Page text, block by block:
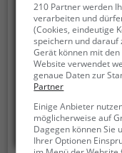
210 Partner werden
verarbeiten und
(Cookies, eindeutige
speichern und
Gerät können mit
Website verwendet
genaue Daten zur
Partner
Einige Anbieter
möglicherweise auf
Dagegen können Sie
Ihrer Optionen